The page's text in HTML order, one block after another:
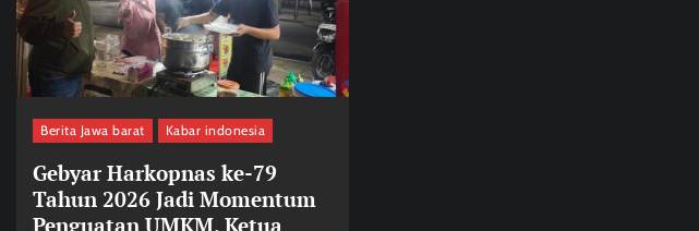
Berita Jawa barat Kabar indonesia
Gebyar Harkopnas ke-79
Tahun 2026 Jadi Momentum
Penguatan UMKM, Ketua